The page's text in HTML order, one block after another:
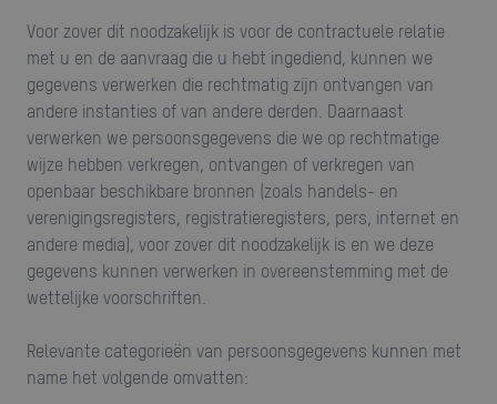
Voor zover dit noodzakelijk is voor de contractuele relatie
met u en de aanvraag die u hebt ingediend, kunnen we
gegevens verwerken die rechtmatig zijn ontvangen van
andere instanties of van andere derden. Daarnaast
verwerken we persoonsgegevens die we op rechtmatige
wijze hebben verkregen, ontvangen of verkregen van
openbaar beschikbare bronnen (zoals handels- en
verenigingsregisters, registratieregisters, pers, internet en
andere media), voor zover dit noodzakelijk is en we deze
gegevens kunnen verwerken in overeenstemming met de
wettelijke voorschriften.
Relevante categorieën van persoonsgegevens kunnen met
name het volgende omvatten: